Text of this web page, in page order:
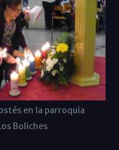
en la parroquia
Boliches